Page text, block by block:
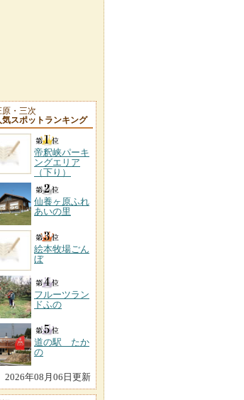
原・三次
気スポットランキング
帝釈峡パーキ
ングエリア
（下り）
仙養ヶ原ふれ
あいの里
絵本牧場ごん
ぼ
フルーツラン
ドふの
道の駅 たか
の
2026年08月06日更新